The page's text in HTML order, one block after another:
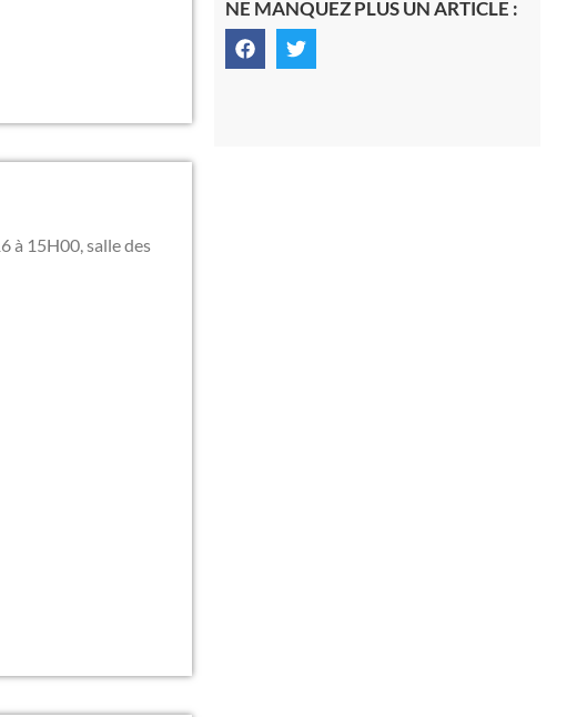
à 15H00, salle des
NE MANQUEZ PLUS UN ARTICLE :